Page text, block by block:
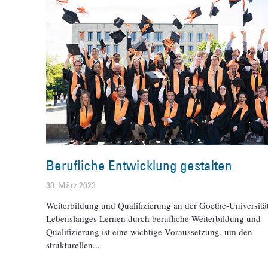
Berufliche Entwicklung gestalten
30. März 2023
Weiterbildung und Qualifizierung an der Goethe-
Lebenslanges Lernen durch berufliche Weiterbildung und
Qualifizierung ist eine wichtige Voraussetzung, um den
strukturellen